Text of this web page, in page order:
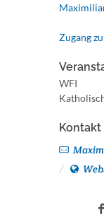
Zugang
WFI
Kontakt